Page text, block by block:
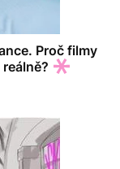
Proč filmy